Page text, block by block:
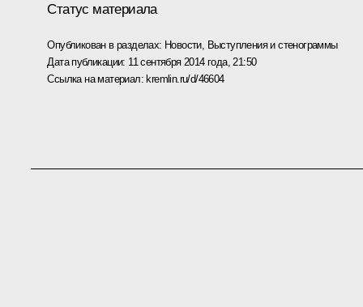
Статус материала
Опубликован в разделах: Новости, Выступления и стенограммы
Дата публикации: 11 сентября 2014 года, 21:50
Ссылка на материал: kremlin.ru/d/46604